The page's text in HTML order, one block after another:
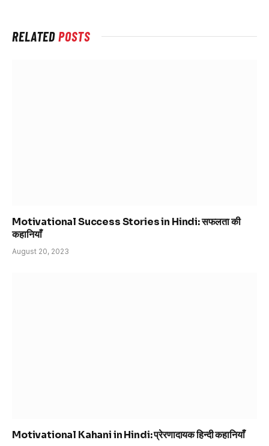
RELATEDPOSTS
Motivational Success Stories in Hindi: सफलता की
कहानियाँ
August 20, 2023
Motivational Kahani in Hindi: प्रेरणादायक हिन्दी कहानियाँ